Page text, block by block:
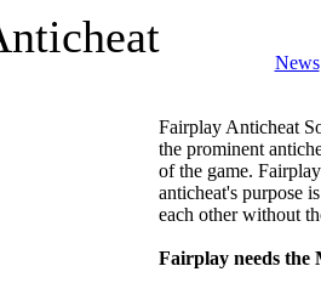
News
Fairplay Anticheat
the prominent
of the game.
anticheat's purpose
each other without
Fairplay needs